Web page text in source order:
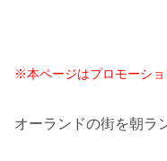
※本ページはプロモーシ
オーランドの街を朝ラ